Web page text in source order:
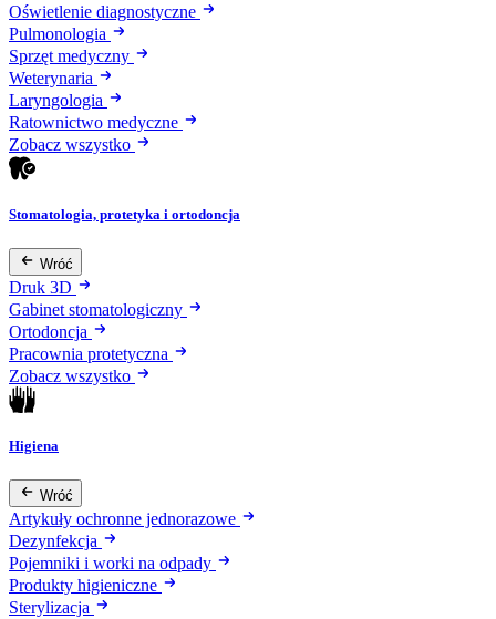
Oświetlenie diagnostyczne
Pulmonologia
Sprzęt medyczny
Weterynaria
Laryngologia
Ratownictwo medyczne
Zobacz wszystko
Stomatologia, protetyka i ortodoncja
Wróć
Druk 3D
Gabinet stomatologiczny
Ortodoncja
Pracownia protetyczna
Zobacz wszystko
Higiena
Wróć
Artykuły ochronne jednorazowe
Dezynfekcja
Pojemniki i worki na odpady
Produkty higieniczne
Sterylizacja